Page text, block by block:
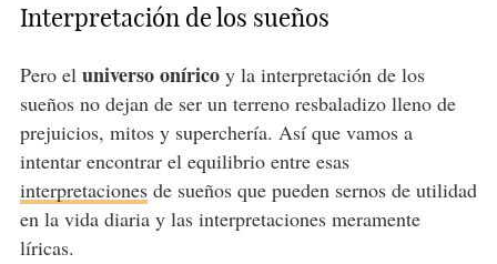
Interpretación de los sueños
Pero el universo oníricoy la interpretación de los
sueños no dejan de ser un terreno resbaladizo lleno de
prejuicios, mitos y superchería. Así que vamos a
intentar encontrar el equilibrio entre esas
interpretacionesde sueños que pueden sernos de utilidad
en la vida diaria y las interpretaciones meramente
líricas.